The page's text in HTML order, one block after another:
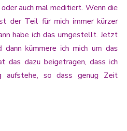
auch mal meditiert. Wenn die
der Teil für mich immer kürzer
habe ich das umgestellt. Jetzt
kümmere ich mich um das
das dazu beigetragen, dass ich
aufstehe, so dass genug Zeit